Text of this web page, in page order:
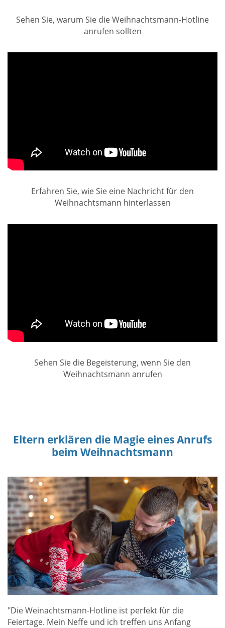
Sehen Sie, warum Sie die Weihnachtsmann-Hotline
anrufen sollten
Erfahren Sie, wie Sie eine Nachricht für den
Weihnachtsmann hinterlassen
Sehen Sie die Begeisterung, wenn Sie den
Weihnachtsmann anrufen
Eltern erklären die Magie eines Anrufs
beim Weihnachtsmann
"Die Weinachtsmann-Hotline ist perfekt für die
Feiertage. Mein Neffe und ich treffen uns Anfang